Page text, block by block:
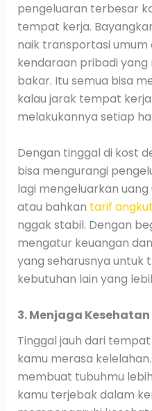
pengeluaran terbesar
tempat kerja.
naik transportasi
kendaraan pribadi
bakar. Itu semua bisa
kalau jarak tempat
melakukannya setiap
Dengan tinggal di kost
bisa mengurangi
lagi mengeluarkan
atau bahkan tarif
nggak stabil. Dengan
mengatur keuangan
yang seharusnya untuk
kebutuhan lain yang
3. Menjaga
Tinggal jauh dari
kamu merasa
membuat tubuhmu
kamu terjebak dalam